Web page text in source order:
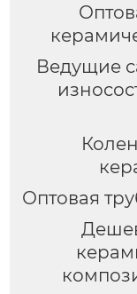
Ведущие
Оптовая